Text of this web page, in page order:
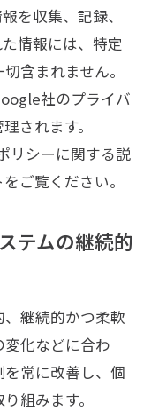
を収集、記録、
情報には、特定
含まれません。
社のプライバ
されます。
リシーに関する説
ご覧ください。
テムの継続的
継続的かつ柔軟
化などに合わ
常に改善し、個
組みます。